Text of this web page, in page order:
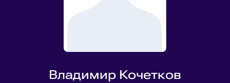
Владимир Кочетков